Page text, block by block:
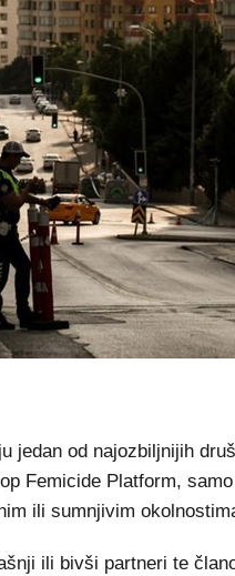
jedan od najozbiljnijih
Femicide Platform,
ili sumnjivim
ili bivši partneri te